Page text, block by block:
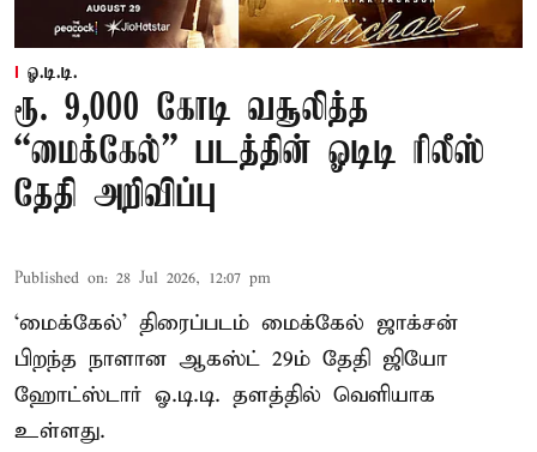
ஓ.டி.டி.
ரூ. 9,000 கோடி வசூலித்த
“மைக்கேல்” படத்தின் ஓடிடி ரிலீஸ்
தேதி அறிவிப்பு
Published on: 28 Jul 2026, 12:07 pm
‘மைக்கேல்’ திரைப்படம் மைக்கேல் ஜாக்சன்
பிறந்த நாளான ஆகஸ்ட் 29ம் தேதி ஜியோ
ஹோட்ஸ்டார் ஓ.டி.டி. தளத்தில் வெளியாக
உள்ளது.